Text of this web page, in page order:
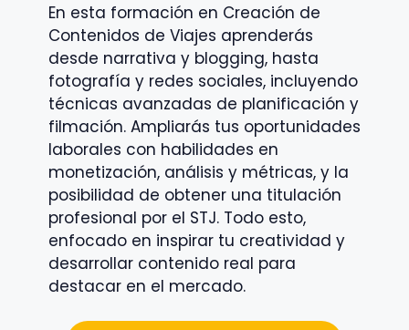
En esta formación en Creación de
Contenidos de Viajes aprenderás
desde narrativa y blogging, hasta
fotografía y redes sociales, incluyendo
técnicas avanzadas de planificación y
filmación. Ampliarás tus oportunidades
laborales con habilidades en
monetización, análisis y métricas, y la
posibilidad de obtener una titulación
profesional por el STJ. Todo esto,
enfocado en inspirar tu creatividad y
desarrollar contenido real para
destacar en el mercado.